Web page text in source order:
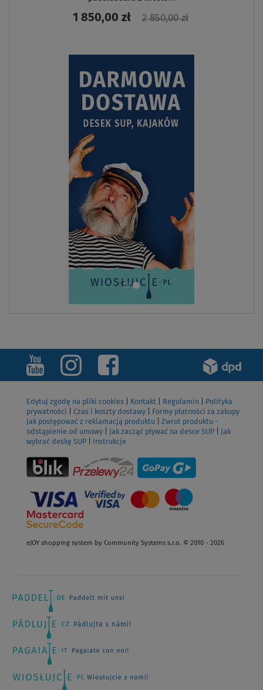
1 850,00 zł 2 850,00 zł
Edytuj zgodę na pliki cookies Kontakt Regulamin
Polityka
prywatności
Czas i koszty dostawy
Formy płatności za zakupy
Jak postępować z reklamacją produktu
Zwrot produktu -
odstąpienie od umowy
Jak zacząć pływać na desce SUP
Jak
wybrać deskę SUP
Instrukcje
eJOY shopping system by Community Systems s.r.o. © 2010 - 2026